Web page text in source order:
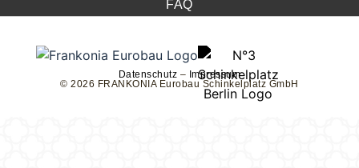
FAQ
Datenschutz – Impressum
© 2026 FRANKONIA Eurobau Schinkelplatz GmbH